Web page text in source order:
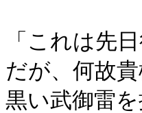
「これは先
だが、何故
黒い武御雷